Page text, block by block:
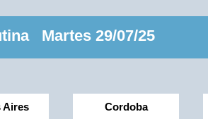
Martes 29/07/25
Aires Cordoba